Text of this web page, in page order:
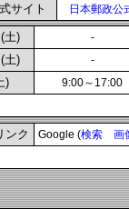
サイト 日本郵政公
土) -
土) -
) 9:00～17:00
ンク Google (検索 画